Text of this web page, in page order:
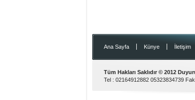
Ana Sayfa Künye İletişim
Tüm Hakları Saklıdır © 2012
Tel : 02164912882 05323834739